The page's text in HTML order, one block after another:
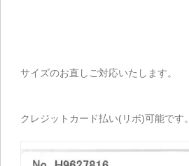
サイズのお直しご対応いたします。
クレジットカード払い(リボ)可能です。